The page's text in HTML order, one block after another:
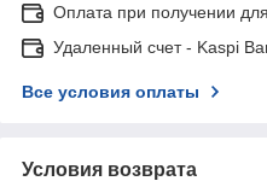
Оплата при получении
Удаленный счет - Kaspi
Все условия оплаты
Условия возврата